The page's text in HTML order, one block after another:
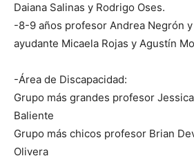
Daiana Salinas y Rodrigo Oses.
-8-9 años profesor Andrea Negrón
ayudante Micaela Rojas y Agustín
-Área de Discapacidad:
Grupo más grandes profesor
Baliente
Grupo más chicos profesor Brian
Olivera